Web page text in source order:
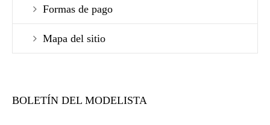
Formas de pago
Mapa del sitio
BOLETÍN DEL MODELISTA